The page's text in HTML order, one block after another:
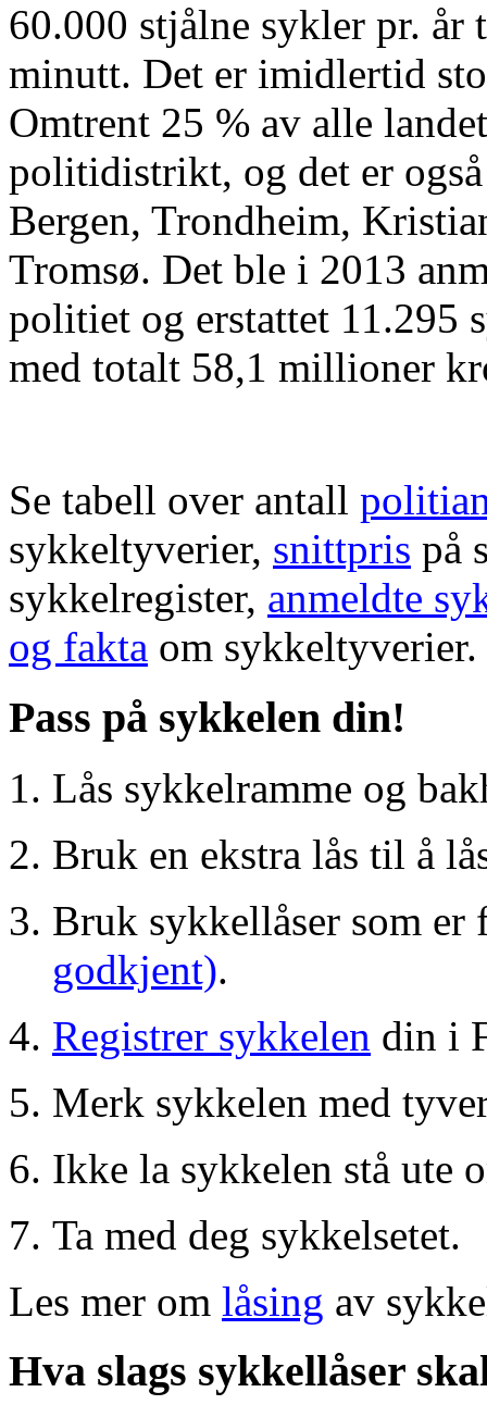
60.000 stjålne sykler pr.
minutt. Det er imidlertid
Omtrent 25 % av alle
politidistrikt, og det er
Bergen, Trondheim,
Tromsø. Det ble i 2013
politiet og erstattet 11.295
med totalt 58,1 millioner
Se tabell over antall
sykkeltyverier, snittpris på
sykkelregister, anmeldte
og fakta om sykkeltyverier.
Pass på sykkelen din!
Lås sykkelramme og
Bruk en ekstra lås til å
Bruk sykkellåser som
godkjent).
Registrer sykkelen din i
Merk sykkelen med
Ikke la sykkelen stå ute
Ta med deg sykkelsetet.
Les mer om låsing av
Hva slags sykkellåser